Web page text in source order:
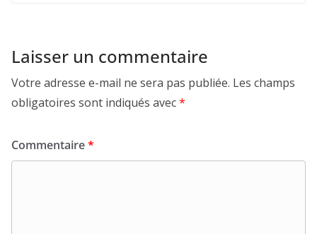
Laisser un commentaire
Votre adresse e-mail ne sera pas publiée. Les champs
obligatoires sont indiqués avec*
Commentaire*